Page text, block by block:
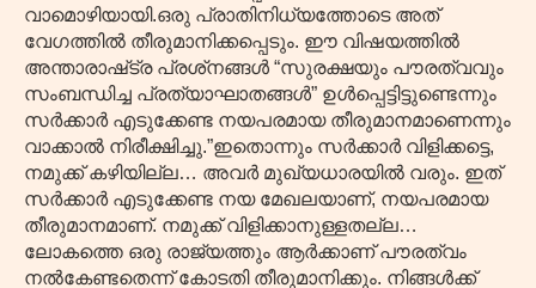
വാമൊഴിയായി.ഒരു പ്രാതിനിധ്യത്തോടെ അത്
വേഗത്തിൽ തീരുമാനിക്കപ്പെടും. ഈ വിഷയത്തിൽ
അന്താരാഷ്‌ട്ര പ്രശ്‌നങ്ങൾ “സുരക്ഷയും പൗരത്വവും
സംബന്ധിച്ച പ്രത്യാഘാതങ്ങൾ” ഉൾപ്പെട്ടിട്ടുണ്ടെന്നും
സർക്കാർ എടുക്കേണ്ട നയപരമായ തീരുമാനമാണെന്നും
വാക്കാൽ നിരീക്ഷിച്ചു.”ഇതൊന്നും സർക്കാർ വിളിക്കട്ടെ,
നമുക്ക് കഴിയില്ല… അവർ മുഖ്യധാരയിൽ വരും. ഇത്
സർക്കാർ എടുക്കേണ്ട നയ മേഖലയാണ്, നയപരമായ
തീരുമാനമാണ്. നമുക്ക് വിളിക്കാനുള്ളതല്ല…
ലോകത്തെ ഒരു രാജ്യത്തും ആർക്കാണ് പൗരത്വം
നൽകേണ്ടതെന്ന് കോടതി തീരുമാനിക്കും. നിങ്ങൾക്ക്